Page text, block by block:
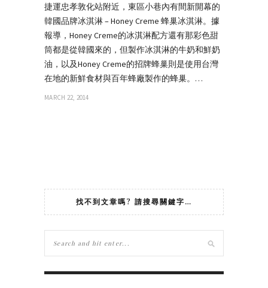
捷運忠孝敦化站附近，東區小巷內有間新開幕的
韓國品牌冰淇淋 – Honey Creme 蜂巢冰淇淋。據
報導，Honey Creme的冰淇淋配方還有那彩色甜
筒都是從韓國來的，但製作冰淇淋的牛奶和鮮奶
油，以及Honey Creme的招牌蜂巢則是使用台灣
在地的新鮮食材與百年蜂廠製作的蜂巢。…
MARCH 22, 2014
找不到文章嗎? 請搜尋關鍵字…